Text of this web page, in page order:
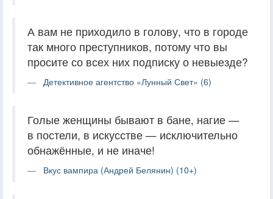
А вам не приходило в голову, что в городе
так много преступников, потому что вы
просите со всех них подписку о невыезде?
Детективное агентство «Лунный Свет» (6)
Голые женщины бывают в бане, нагие —
в постели, в искусстве — исключительно
обнажённые, и не иначе!
Вкус вампира (Андрей Белянин) (10+)